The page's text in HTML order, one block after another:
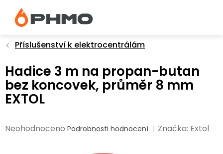
obsah
Příslušenství k elektrocentrálám
Hadice 3 m na propan-butan
bez koncovek, průměr 8 mm
EXTOL
Průměrné
Neohodnoceno Podrobnosti hodnocení Značka: Extol